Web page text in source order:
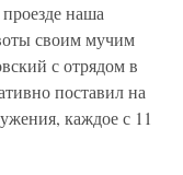
наша
своим мучим
с отрядом в
поставил на
каждое с 11